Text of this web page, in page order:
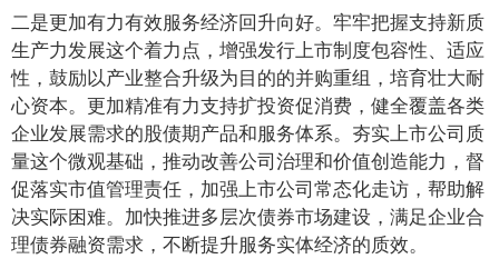
二是更加有力有效服务经济回升向好。牢牢把握支持新质
生产力发展这个着力点，增强发行上市制度包容性、适应
性，鼓励以产业整合升级为目的的并购重组，培育壮大耐
心资本。更加精准有力支持扩投资促消费，健全覆盖各类
企业发展需求的股债期产品和服务体系。夯实上市公司质
量这个微观基础，推动改善公司治理和价值创造能力，督
促落实市值管理责任，加强上市公司常态化走访，帮助解
决实际困难。加快推进多层次债券市场建设，满足企业合
理债券融资需求，不断提升服务实体经济的质效。